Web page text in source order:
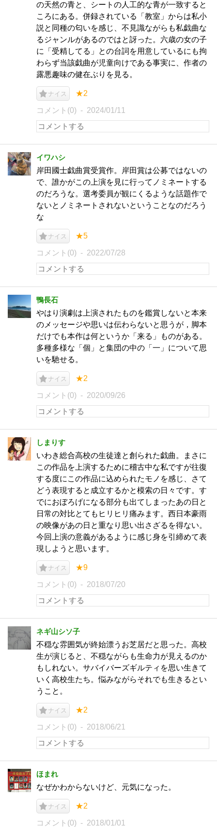
の天然の青と、シートの人工的な青が一致すると
ころにある。併録されている「教室」からは私小
説と同種の匂いを感じ、不見識ながらも私戯曲な
るジャンルがあるのではと訝った。六歳の女の子
に「受精してる」との台詞を用意しているにも拘
わらず当該戯曲が児童向けである事実に、作者の
露悪趣味の健在ぶりを見る。
ナイス ★2
コメント(0) 2024/01/11
イワハシ
岸田國士戯曲賞受賞作。岸田賞は公募ではないの
で、誰かがこの上演を見に行ってノミネートする
のだろうな。選考委員が観にくるような話題作で
ないとノミネートされないということなのだろう
な
ナイス ★5
コメント(0) 2022/07/28
鴨長石
やはり演劇は上演されたものを鑑賞しないと本来
のメッセージや思いは伝わらないと思うが，脚本
だけでも本作は何というか「来る」ものがある。
多種多様な「個」と集団の中の「一」について思
いを馳せる。
ナイス ★2
コメント(0) 2020/09/26
しまりす
いわき総合高校の生徒達と創られた戯曲。まさに
この作品を上演するために稽古中な私ですが往復
する度にこの作品に込められたモノを感じ、さて
どう表現すると成立するかと模索の日々です。す
でにおぼろげになる部分も出てしまったあの日と
日常の対比とてもヒリヒリ痛みます。西日本豪雨
の映像があの日と重なり思い出さざるを得ない。
今回上演の意義があるように感じ身を引締めて表
現しようと思います。
ナイス ★9
コメント(0) 2018/07/20
ネギ山シソ子
不穏な雰囲気が終始漂うお芝居だと思った。高校
生が演じると、不穏ながらも生命力が見えるのか
もしれない。サバイバーズギルティを思い生きて
いく高校生たち。悩みながらそれでも生きるとい
うこと。
ナイス ★2
コメント(0) 2018/06/21
ほまれ
なぜかわからないけど、元気になった。
ナイス ★2
コメント(0) 2018/01/01